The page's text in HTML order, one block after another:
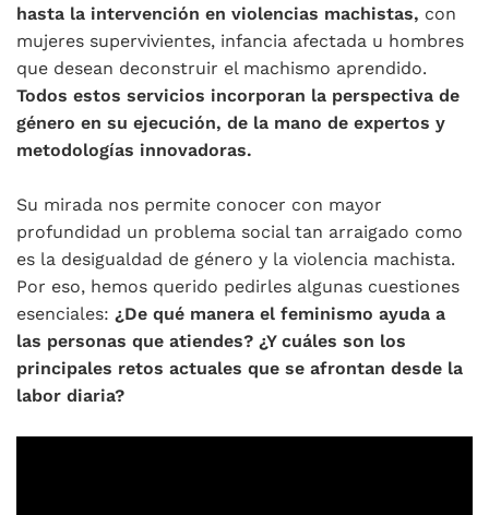
hasta la intervención en violencias machistas, con
mujeres supervivientes, infancia afectada u hombres
que desean deconstruir el machismo aprendido.
Todos estos servicios incorporan la perspectiva de
género en su ejecución, de la mano de expertos y
metodologías innovadoras.
Su mirada nos permite conocer con mayor
profundidad un problema social tan arraigado como
es la desigualdad de género y la violencia machista.
Por eso, hemos querido pedirles algunas cuestiones
esenciales: ¿De qué manera el feminismo ayuda a
las personas que atiendes? ¿Y cuáles son los
principales retos actuales que se afrontan desde la
labor diaria?